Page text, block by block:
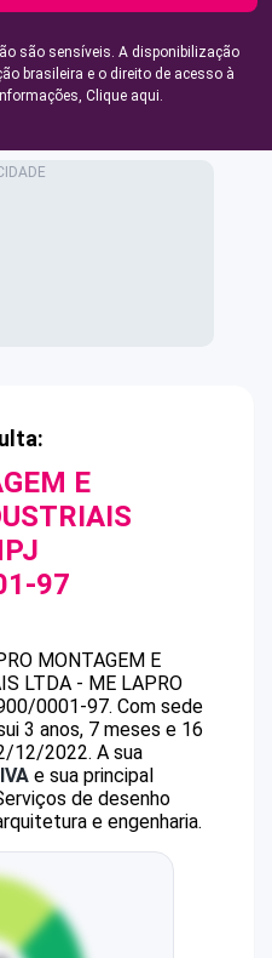
são sensíveis. A disponibilização
brasileira e o direito de acesso à
Clique aqui.
E
97
MONTAGEM E
LTDA - ME LAPRO
0001-97. Com sede
3 anos, 7 meses e 16
12/2022. A sua
e sua principal
de desenho
e engenharia.